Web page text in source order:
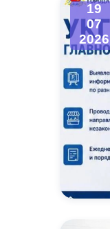
19
07
2026